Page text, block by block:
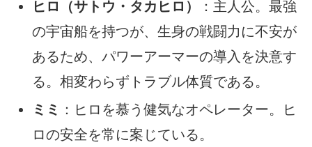
ヒロ（サトウ・タカヒロ）
：主人公。最強
の宇宙船を持つが、生身の戦闘力に不安が
あるため、パワーアーマーの導入を決意す
る。相変わらずトラブル体質である。
ミミ
：ヒロを慕う健気なオペレーター。ヒ
ロの安全を常に案じている。